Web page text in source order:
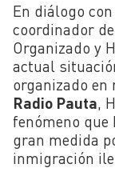
En diálogo con
coordinador
Organizado y
actual
organizado en
Radio Pauta ,
fenómeno que
gran medida
inmigración